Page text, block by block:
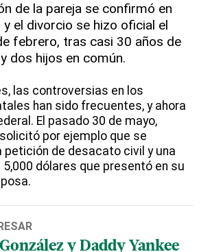
de la pareja se confirmó en
el divorcio se hizo oficial el
febrero, tras casi 30 años de
dos hijos en común.
las controversias en los
han sido frecuentes, y ahora
El pasado 30 de mayo,
solicitó por ejemplo que se
de desacato civil y una
dólares que presentó en su
y Daddy Yankee